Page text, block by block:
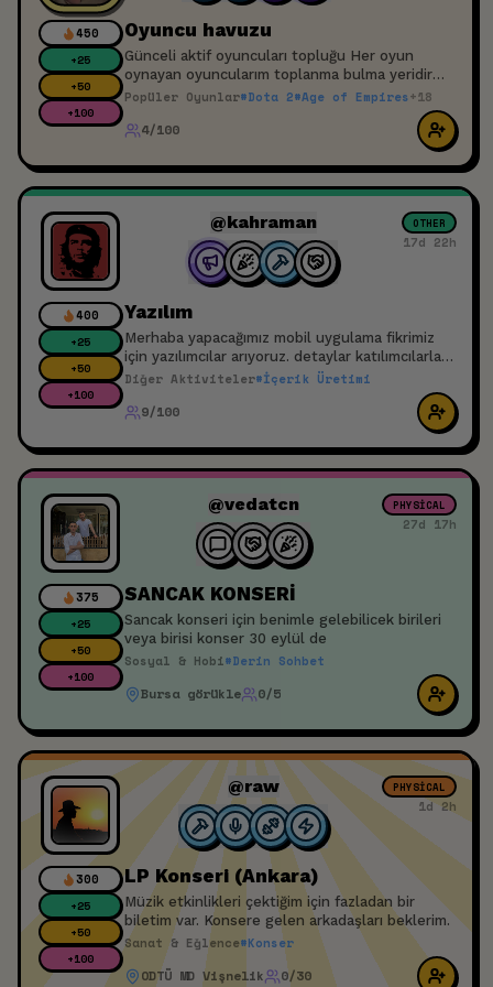
450
+25
+50
+100
Oyuncu havuzu
Günceli aktif oyuncuları topluğu Her oyun
oynayan oyuncularım toplanma bulma yeridir
Discords aktif ise sende havuza katıl oyun
Popüler Oyunlar#Dota 2#Age of Empires+18
4/100
400
+25
+50
+100
@kahraman OTHER
17d 22h
Yazılım
Merhaba yapacağımız mobil uygulama fikrimiz
için yazılımcılar arıyoruz. detaylar katılımcılarla
paylaşılacaktır. Projemizde bulunmak isteyenler
Diğer Aktiviteler#İçerik Üretimi
9/100
375
+25
+50
+100
@vedatcn PHYSICAL
27d 17h
SANCAK KONSERİ
Sancak konseri için benimle gelebilicek birileri
veya birisi konser 30 eylül de
Sosyal & Hobi#Derin Sohbet
Bursa görükle 0/5
300
+25
+50
+100
@raw PHYSICAL
1d 2h
LP Konseri (Ankara)
Müzik etkinlikleri çektiğim için fazladan bir
biletim var. Konsere gelen arkadaşları beklerim.
Sanat & Eğlence#Konser
ODTÜ MD Vişnelik 0/30